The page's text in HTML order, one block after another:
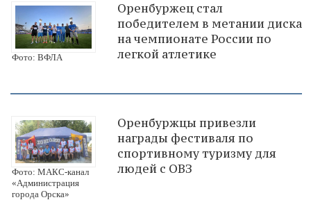
Фото: ВФЛА
Оренбуржец стал
победителем в метании диска
на чемпионате России по
легкой атлетике
Фото: МАКС-канал
«Администрация
города Орска»
Оренбуржцы привезли
награды фестиваля по
спортивному туризму для
людей с ОВЗ